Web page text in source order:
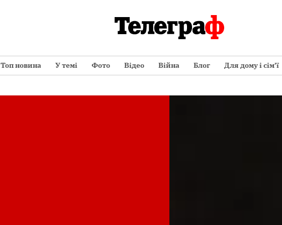
Топ новина У темі Фото Відео Війна Блог Для дому і сім’ї